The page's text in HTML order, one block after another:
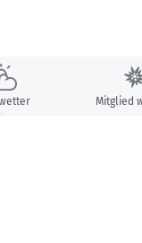
Mitglied